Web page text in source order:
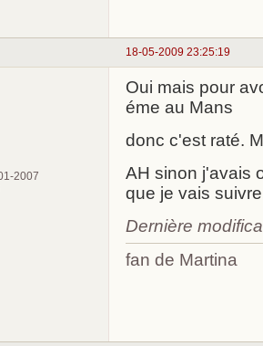
18-05-2009 23:25:19
2007
Oui mais pour
éme au Mans
donc c'est raté.
AH sinon j'avais
que je vais
Dernière
fan de Martina